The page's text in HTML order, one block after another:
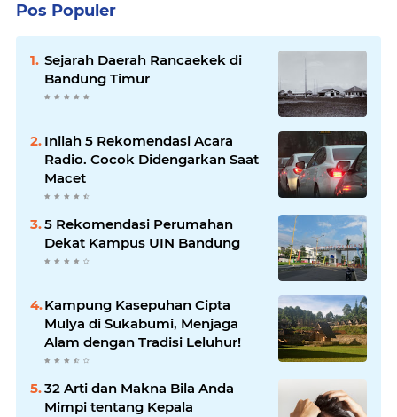
Pos Populer
Sejarah Daerah Rancaekek di
Bandung Timur
Inilah 5 Rekomendasi Acara
Radio. Cocok Didengarkan Saat
Macet
5 Rekomendasi Perumahan
Dekat Kampus UIN Bandung
Kampung Kasepuhan Cipta
Mulya di Sukabumi, Menjaga
Alam dengan Tradisi Leluhur!
32 Arti dan Makna Bila Anda
Mimpi tentang Kepala